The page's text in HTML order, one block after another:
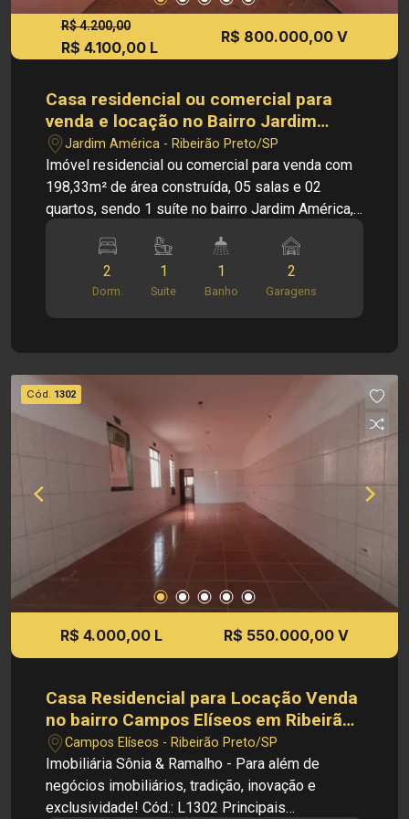
R$ 4.200,00
R$ 4.100,00 L
R$ 800.000,00 V
Casa residencial ou comercial para
venda e locação no Bairro Jardim
América em Ribeirão Preto/SP.
Jardim América - Ribeirão Preto/SP
Imóvel residencial ou comercial para venda com
198,33m² de área construída, 05 salas e 02
quartos, sendo 1 suíte no bairro Jardim América,
INFORMAÇÕES DO IMÓVEL: - Casa padrão - 05
Salas - Cozinha - Copa - Escritório - 02 Quartos
sendo 1 Suíte - 02 Banheiros - Quintal - Área de
serviço - 02 Vagas de garagem DIMENSÕES: -
Localizado no Jardim América, em Ribeirão
Preto, em região valorizada e de fácil acesso às
principais vias da cidade, próximo a comércios,
serviços e áreas corporativas, sendo uma
excelente oportunidade para quem busca
estrutura, espaço e localização estratégica para o
800.000,00 Cód.: 4266 Imobiliária Sônia &
Ramalho. Para além de negócios imobiliários,
tradição, inovação e exclusividade! Obs.: A
imobiliária se reserva ao direito de alterar
qualquer informação referente aos valores,
aviso prévio.
2
Dorm.
1
Suite
1
Banho
2
Garagens
Cód. 1302
R$ 4.000,00 L R$ 550.000,00 V
Casa Residencial para Locação Venda
no bairro Campos Elíseos em Ribeirão
Preto/SP.
Campos Elíseos - Ribeirão Preto/SP
Imobiliária Sônia & Ramalho - Para além de
negócios imobiliários, tradição, inovação e
exclusividade! Cód.: L1302 Principais